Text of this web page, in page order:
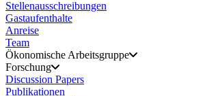
Stellenausschreibungen
Gastaufenthalte
Anreise
Team
Ökonomische Arbeitsgruppe
Forschung
Discussion Papers
Publikationen